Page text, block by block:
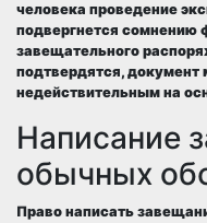
человека проведение
подвергнется сомнению
завещательного
подтвердятся, документ
недействительным на
Написание
обычных
Право написать